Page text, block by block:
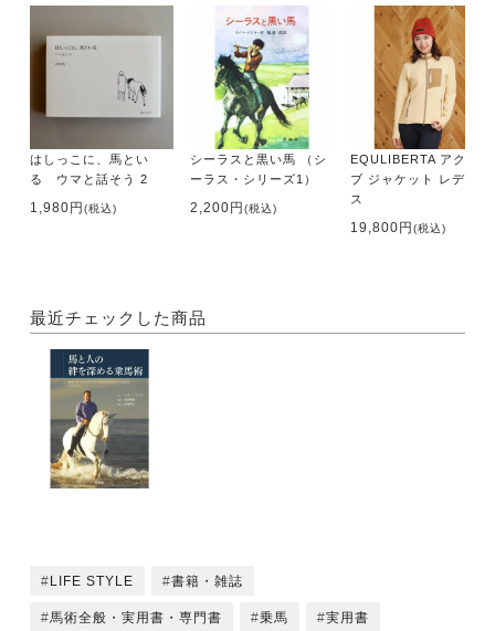
ースマンシップのクリニックを開いている。
・著者 ペリー・ウッド
・監修／翻訳 宮田 朋典
・翻訳 田村 明子
・ページ数 160ページ
・出版社 緑書房
はしっこに、馬とい
る ウマと話そう 2
1,980円(税込)
シーラスと黒い馬 （シ
ーラス・シリーズ1）
2,200円(税込)
EQULIBERTA アクティ
ブ ジャケット レディー
ス
19,800円(税込)
最近チェックした商品
LIFE STYLE 書籍・雑誌
馬術全般・実用書・専門書 乗馬 実用書